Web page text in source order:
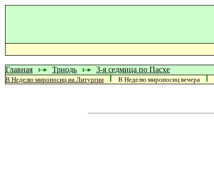
Главная Триодь 3-я седмица по Пасхе
В Неделю мироносиц на Литургии В Неделю мироносиц вечера